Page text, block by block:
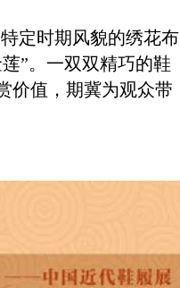
定时期风貌的绣花布
”。一双双精巧的鞋
价值，期冀为观众带